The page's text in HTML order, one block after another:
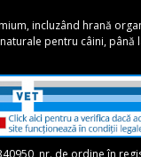
incluzând hrană
pentru câini,
nr. de ordine în